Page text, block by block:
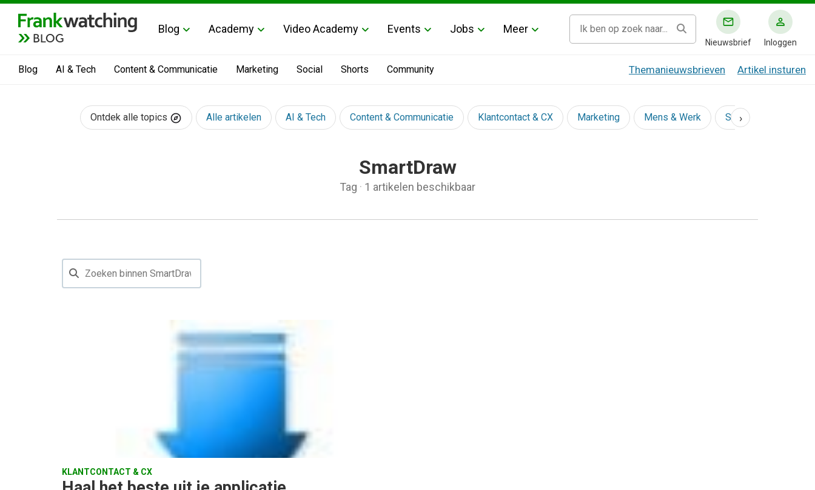
BLOG
Blog Academy Video Academy Events Jobs Meer
Nieuwsbrief Inloggen
Blog AI & Tech Content & Communicatie Marketing Social Shorts Community Themanieuwsbrieven Artikel insturen
Ontdek alle topics Alle artikelen AI & Tech Content & Communicatie Klantcontact & CX Marketing Mens & Werk Social
›
SmartDraw
Tag · 1 artikelen beschikbaar
KLANTCONTACT & CX